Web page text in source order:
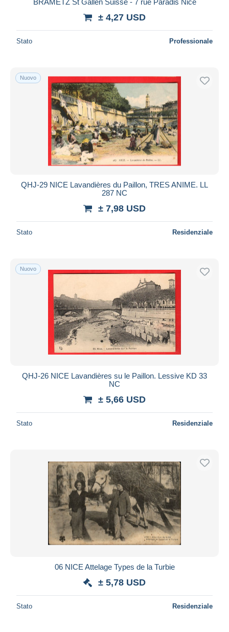
± 4,27 USD
Stato Professionale
Nuovo
QHJ-29 NICE Lavandières du Paillon, TRES ANIME. LL
287 NC
± 7,98 USD
Stato Residenziale
Nuovo
QHJ-26 NICE Lavandières su le Paillon. Lessive KD 33
NC
± 5,66 USD
Stato Residenziale
06 NICE Attelage Types de la Turbie
± 5,78 USD
Stato Residenziale